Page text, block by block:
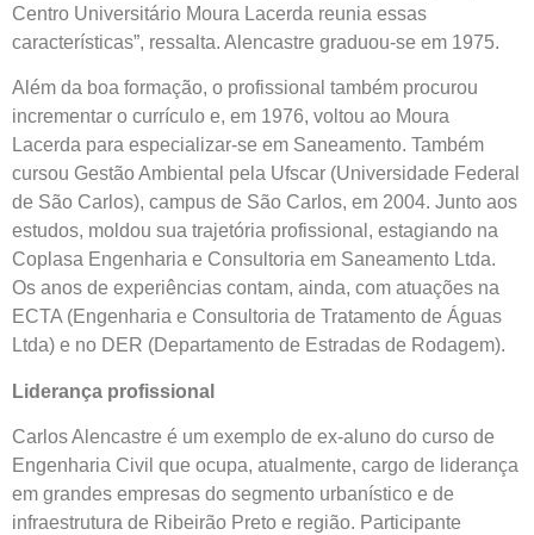
Centro Universitário Moura Lacerda reunia essas
características”, ressalta. Alencastre graduou-se em 1975.
Além da boa formação, o profissional também procurou
incrementar o currículo e, em 1976, voltou ao Moura
Lacerda para especializar-se em Saneamento. Também
cursou Gestão Ambiental pela Ufscar (Universidade Federal
de São Carlos), campus de São Carlos, em 2004. Junto aos
estudos, moldou sua trajetória profissional, estagiando na
Coplasa Engenharia e Consultoria em Saneamento Ltda.
Os anos de experiências contam, ainda, com atuações na
ECTA (Engenharia e Consultoria de Tratamento de Águas
Ltda) e no DER (Departamento de Estradas de Rodagem).
Liderança profissional
Carlos Alencastre é um exemplo de ex-aluno do curso de
Engenharia Civil que ocupa, atualmente, cargo de liderança
em grandes empresas do segmento urbanístico e de
infraestrutura de Ribeirão Preto e região. Participante